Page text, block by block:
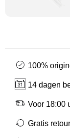
100%
14 dagen
Voor 18:00
Gratis